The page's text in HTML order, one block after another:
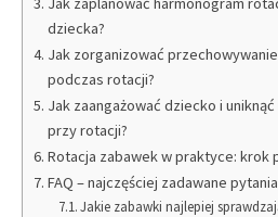
dziecka?
Jak zorganizować
podczas rotacji?
Jak zaangażować dziecko i
przy rotacji?
Rotacja zabawek w praktyce: krok
FAQ – najczęściej zadawane pytania
Jakie zabawki najlepiej